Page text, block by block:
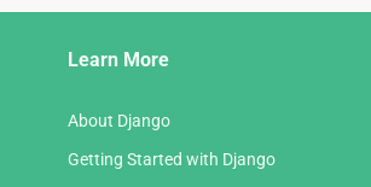
Learn More
About Django
Getting Started with Django